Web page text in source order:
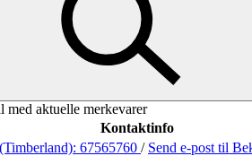
med aktuelle merkevarer
Kontaktinfo
67565760 / Send e-post til